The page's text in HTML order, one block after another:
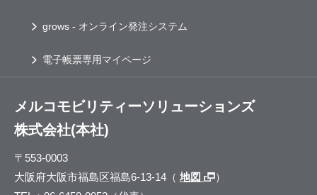
grows - オンライン発注システム
電子帳票専用マイページ
メルコモビリティーソリューションズ
株式会社(本社)
〒553-0003
大阪府大阪市福島区福島6-13-14（ 地図
）